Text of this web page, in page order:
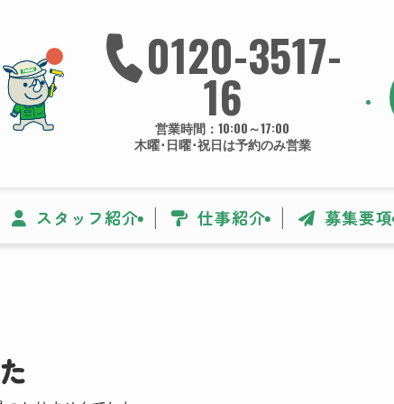
スタッフ紹介 仕事紹介 募集要項
0120-3517-
16
営業時間：10:00～17:00
木曜･日曜･祝日は予約のみ営業